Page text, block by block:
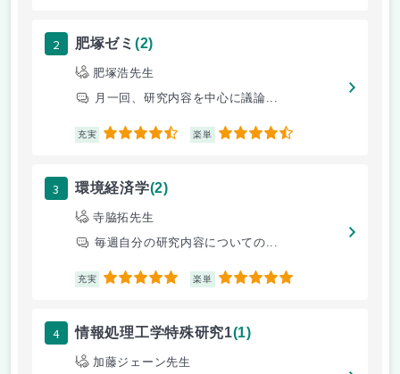
2 肥塚ゼミ (2)
肥塚浩先生
月一回、研究内容を中心に議論...
充実 4.5 楽単 4.5
3 環境経済学(2)
寺脇拓先生
毎週自分の研究内容についての...
充実 5 楽単 5
4 情報処理工学特殊研究1(1)
加藤ジェーン先生